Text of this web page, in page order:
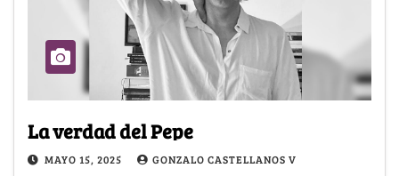
La verdad del Pepe
MAYO 15, 2025 GONZALO CASTELLANOS V